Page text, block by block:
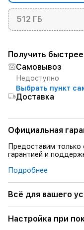
512 ГБ
Получить быстрее
Самовывоз
Недоступно
Выбрать пункт
Доставка
Официальная
Предоставим только
гарантией и
Подробнее
Всё для вашего
Настройка при